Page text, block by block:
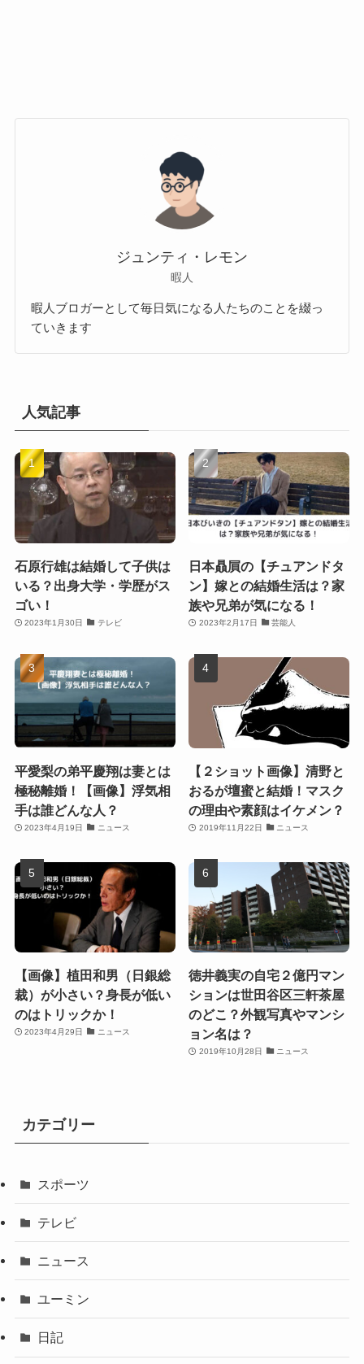
ジュンティ・レモン
暇人
暇人ブロガーとして毎日気になる人たちのことを綴っ
ていきます
人気記事
石原行雄は結婚して子供は
いる？出身大学・学歴がス
ゴい！
2023年1月30日 テレビ
日本贔屓の【チュアンドタ
ン】嫁との結婚生活は？家
族や兄弟が気になる！
2023年2月17日 芸能人
平愛梨の弟平慶翔は妻とは
極秘離婚！【画像】浮気相
手は誰どんな人？
2023年4月19日 ニュース
【２ショット画像】清野と
おるが壇蜜と結婚！マスク
の理由や素顔はイケメン？
2019年11月22日 ニュース
【画像】植田和男（日銀総
裁）が小さい？身長が低い
のはトリックか！
2023年4月29日 ニュース
徳井義実の自宅２億円マン
ションは世田谷区三軒茶屋
のどこ？外観写真やマンシ
ョン名は？
2019年10月28日 ニュース
カテゴリー
スポーツ
テレビ
ニュース
ユーミン
日記